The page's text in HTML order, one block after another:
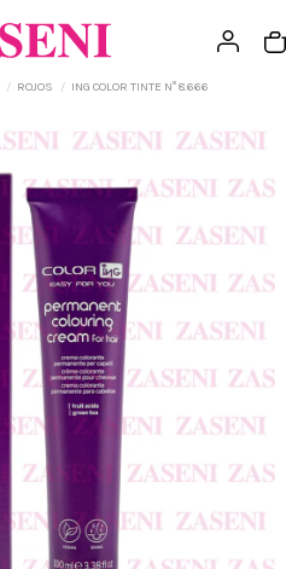
ROJOS
ING COLOR TINTE N° 8.666